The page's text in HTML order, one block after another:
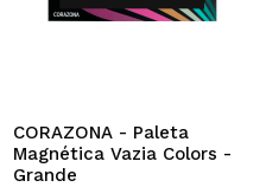
CORAZONA - Paleta
Magnética Vazia Colors -
Grande